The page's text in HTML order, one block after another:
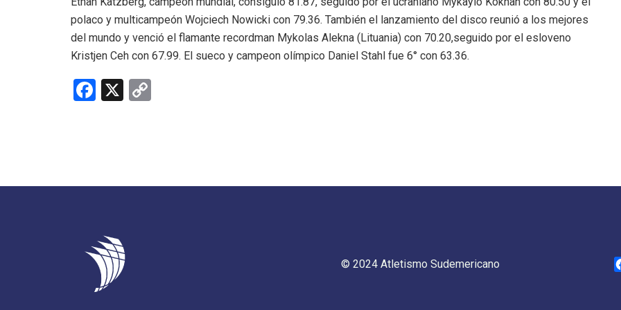
polaco y multicampeón Wojciech Nowicki con 79.36. También el lanzamiento del disco reunió a los mejores
del mundo y venció el flamante recordman Mykolas Alekna (Lituania) con 70.20,seguido por el esloveno
Kristjen Ceh con 67.99. El sueco y campeon olímpico Daniel Stahl fue 6° con 63.36.
F
X
© 2024 Atletismo Sudemericano